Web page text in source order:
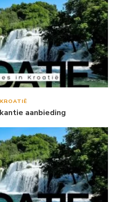
KROATIË
aanbieding